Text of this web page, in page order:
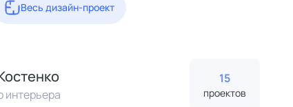
Весь дизайн-проект
интерьера
15
проектов